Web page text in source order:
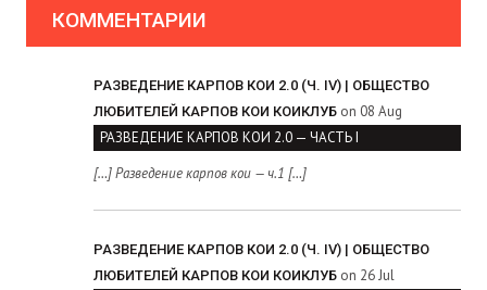
КОММЕНТАРИИ
РАЗВЕДЕНИЕ КАРПОВ КОИ 2.0 (Ч. IV) | ОБЩЕСТВО
ЛЮБИТЕЛЕЙ КАРПОВ КОИ КОИКЛУБ on 08 Aug
РАЗВЕДЕНИЕ КАРПОВ КОИ 2.0 — ЧАСТЬ I
[…] Разведение карпов кои — ч.1 […]
РАЗВЕДЕНИЕ КАРПОВ КОИ 2.0 (Ч. IV) | ОБЩЕСТВО
ЛЮБИТЕЛЕЙ КАРПОВ КОИ КОИКЛУБ on 26 Jul